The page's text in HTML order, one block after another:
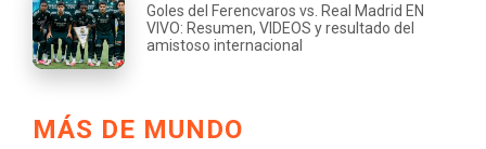
Goles del Ferencvaros vs. Real Madrid EN
VIVO: Resumen, VIDEOS y resultado del
amistoso internacional
MÁS DE MUNDO